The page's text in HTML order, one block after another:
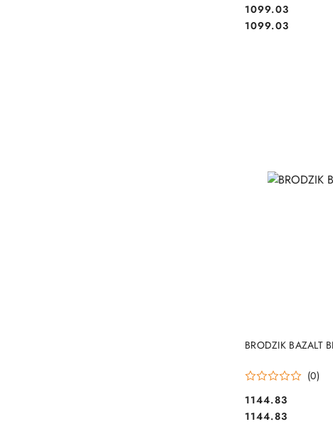
Cena:
1099.03
Cena:
1099.03
BRODZIK BAZALT
(0)
Cena:
1144.83
Cena:
1144.83